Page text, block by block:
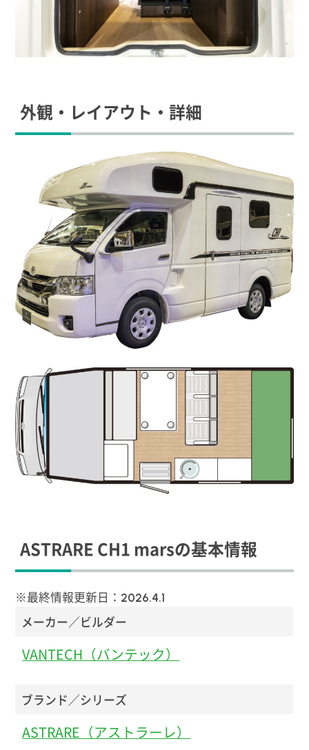
外観・レイアウト・詳細
ASTRARE CH1 marsの基本情報
※最終情報更新日： 2026.4.1
メーカー／ビルダー
VANTECH（バンテック）
ブランド／シリーズ
ASTRARE（アストラーレ）